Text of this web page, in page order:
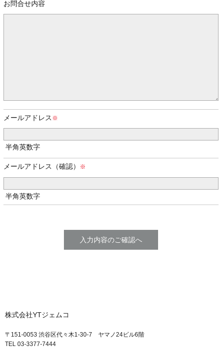
お問合せ内容
メールアドレス
半角英数字
メールアドレス（確認）
半角英数字
株式会社YTジェムコ
〒151-0053 渋谷区代々木1-30-7 ヤマノ24ビル6階
TEL 03-3377-7444